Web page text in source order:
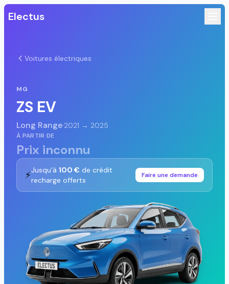
Electus
Voitures électriques
MG
ZS EV
Long Range·2021 → 2025
À PARTIR DE
Prix inconnu
⚡Jusqu'à 100 € de crédit
recharge offerts
Faire une demande